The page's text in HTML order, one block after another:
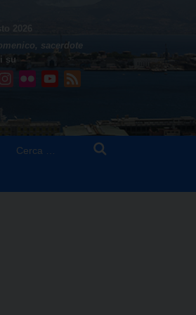
2026
sacerdote
su
Instagram
Flickr YouTube